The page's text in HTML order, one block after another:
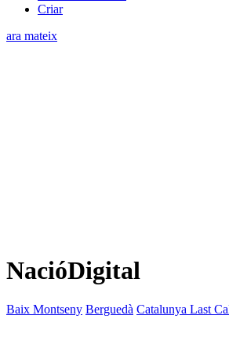
Criar
ara mateix
NacióDigital
Baix Montseny Berguedà Catalunya Last